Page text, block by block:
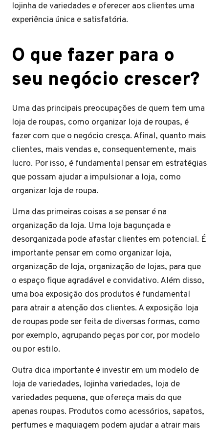
lojinha de variedades e oferecer aos clientes uma
experiência única e satisfatória.
O que fazer para o
seu negócio crescer?
Uma das principais preocupações de quem tem uma
loja de roupas, como organizar loja de roupas, é
fazer com que o negócio cresça. Afinal, quanto mais
clientes, mais vendas e, consequentemente, mais
lucro. Por isso, é fundamental pensar em estratégias
que possam ajudar a impulsionar a loja, como
organizar loja de roupa.
Uma das primeiras coisas a se pensar é na
organização da loja. Uma loja bagunçada e
desorganizada pode afastar clientes em potencial. É
importante pensar em como organizar loja,
organização de loja, organização de lojas, para que
o espaço fique agradável e convidativo. Além disso,
uma boa exposição dos produtos é fundamental
para atrair a atenção dos clientes. A exposição loja
de roupas pode ser feita de diversas formas, como
por exemplo, agrupando peças por cor, por modelo
ou por estilo.
Outra dica importante é investir em um modelo de
loja de variedades, lojinha variedades, loja de
variedades pequena, que ofereça mais do que
apenas roupas. Produtos como acessórios, sapatos,
perfumes e maquiagem podem ajudar a atrair mais